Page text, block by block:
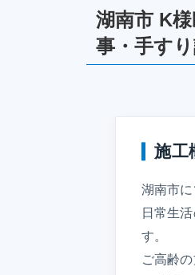
湖南市 K
事・手す
施工
湖南市
日常生
す。
ご高齢